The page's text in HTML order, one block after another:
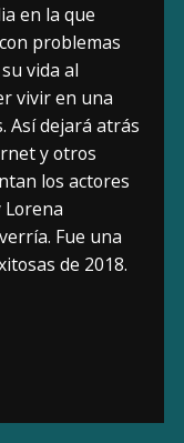
en la que
problemas
vida al
vivir en una
Así dejará atrás
y otros
los actores
Lorena
Fue una
de 2018.